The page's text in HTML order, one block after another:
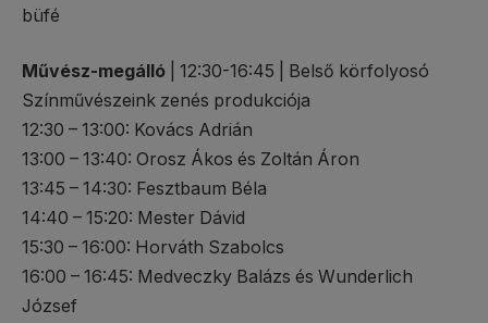
büfé
Művész-megálló
| 12:30-16:45 | Belső körfolyosó
Színművészeink zenés produkciója
12:30 – 13:00: Kovács Adrián
13:00 – 13:40: Orosz Ákos és Zoltán Áron
13:45 – 14:30: Fesztbaum Béla
14:40 – 15:20: Mester Dávid
15:30 – 16:00: Horváth Szabolcs
16:00 – 16:45: Medveczky Balázs és Wunderlich
József